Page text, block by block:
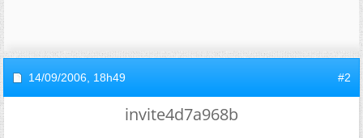
14/09/2006, 18h49 #2
invite4d7a968b